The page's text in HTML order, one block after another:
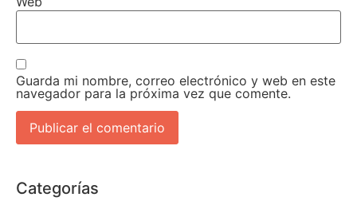
Guarda mi nombre, correo electrónico y web en este
navegador para la próxima vez que comente.
Categorías